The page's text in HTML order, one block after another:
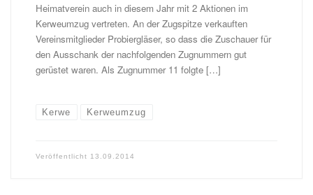
Heimatverein auch in diesem Jahr mit 2 Aktionen im
Kerweumzug vertreten. An der Zugspitze verkauften
Vereinsmitglieder Probiergläser, so dass die Zuschauer für
den Ausschank der nachfolgenden Zugnummern gut
gerüstet waren. Als Zugnummer 11 folgte […]
Kerwe Kerweumzug
Veröffentlicht 13.09.2014